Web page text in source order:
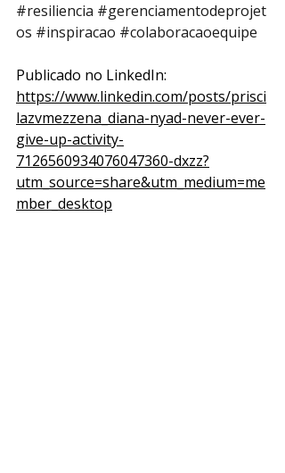
#resiliencia #gerenciamentodeprojet
os #inspiracao #colaboracaoequipe
Publicado no LinkedIn:
https://www.linkedin.com/posts/prisci
lazvmezzena_diana-nyad-never-ever-
give-up-activity-
7126560934076047360-dxzz?
utm_source=share&utm_medium=me
mber_desktop